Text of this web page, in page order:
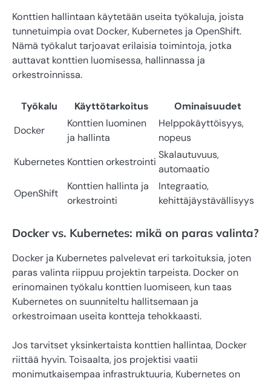
Konttien hallintaan käytetään useita työkaluja, joista
tunnetuimpia ovat Docker, Kubernetes ja OpenShift.
Nämä työkalut tarjoavat erilaisia toimintoja, jotka
auttavat konttien luomisessa, hallinnassa ja
orkestroinnissa.
Työkalu Käyttötarkoitus
Ominaisuudet
Docker
Konttien luominen
ja hallinta
Helppokäyttöisyys,
nopeus
Kubernetes Konttien orkestrointi
Skalautuvuus,
automaatio
OpenShift
Konttien hallinta ja
orkestrointi
Integraatio,
kehittäjäystävällisyys
Docker vs. Kubernetes: mikä on paras valinta?
Docker ja Kubernetes palvelevat eri tarkoituksia, joten
paras valinta riippuu projektin tarpeista. Docker on
erinomainen työkalu konttien luomiseen, kun taas
Kubernetes on suunniteltu hallitsemaan ja
orkestroimaan useita kontteja tehokkaasti.
Jos tarvitset yksinkertaista konttien hallintaa, Docker
riittää hyvin. Toisaalta, jos projektisi vaatii
monimutkaisempaa infrastruktuuria, Kubernetes on